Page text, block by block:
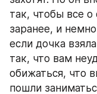
так, чтобы все о
заранее, и
если дочка
так, что вам
обижаться, что
пошли